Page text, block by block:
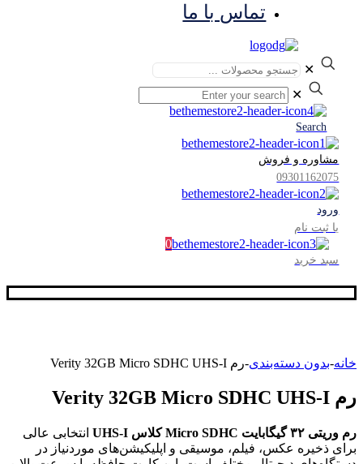
تماس با ما
✕
✕
Search
مشاوره و فروش
09301162075
ورود
یا ثبت نام
0
سبد خرید
خانه-بدون دسته‌بندی-رم Verity 32GB Micro SDHC UHS-I
رم Verity 32GB Micro SDHC UHS-I
رم وریتی ۳۲ گیگابایت Micro SDHC کلاس UHS-I
انتخابی عالی
برای ذخیره عکس، فیلم، موسیقی و اپلیکیشن‌های موردنیاز در